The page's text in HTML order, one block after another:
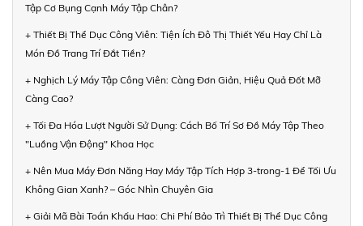
Tập Cơ Bụng Cạnh Máy Tập Chân?
+ Thiết Bị Thể Dục Công Viên: Tiện Ích Đô Thị Thiết Yếu Hay Chỉ Là
Món Đồ Trang Trí Đắt Tiền?
+ Nghịch Lý Máy Tập Công Viên: Càng Đơn Giản, Hiệu Quả Đốt Mỡ
Càng Cao?
+ Tối Đa Hóa Lượt Người Sử Dụng: Cách Bố Trí Sơ Đồ Máy Tập Theo
"Luồng Vận Động" Khoa Học
+ Nên Mua Máy Đơn Năng Hay Máy Tập Tích Hợp 3-trong-1 Để Tối Ưu
Không Gian Xanh? – Góc Nhìn Chuyên Gia
+ Giải Mã Bài Toán Khấu Hao: Chi Phí Bảo Trì Thiết Bị Thể Dục Công